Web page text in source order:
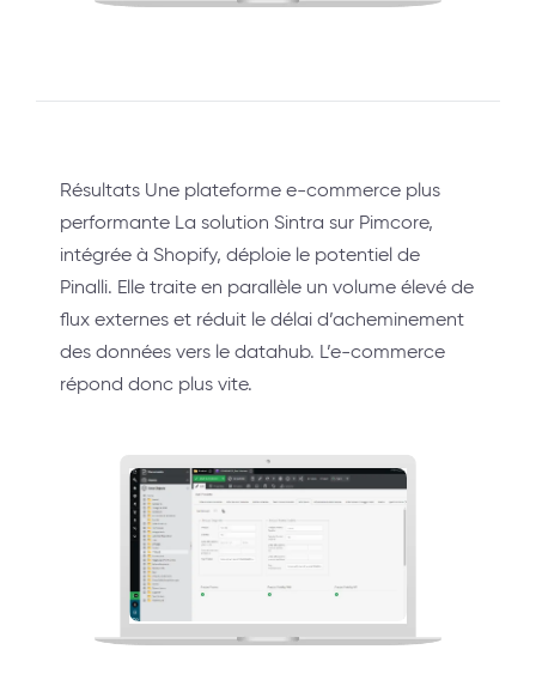
Résultats Une plateforme e-commerce plus
performante La solution Sintra sur Pimcore,
intégrée à Shopify, déploie le potentiel de
Pinalli. Elle traite en parallèle un volume élevé de
flux externes et réduit le délai d’acheminement
des données vers le datahub. L’e-commerce
répond donc plus vite.